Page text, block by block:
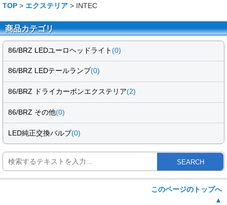
TOP > エクステリア > INTEC
商品カテゴリ
86/BRZ LEDユーロヘッドライト(0)
86/BRZ LEDテールランプ(0)
86/BRZ ドライカーボンエクステリア(2)
86/BRZ その他(0)
LED純正交換バルブ(0)
SEARCH
このページのトップへ
▲